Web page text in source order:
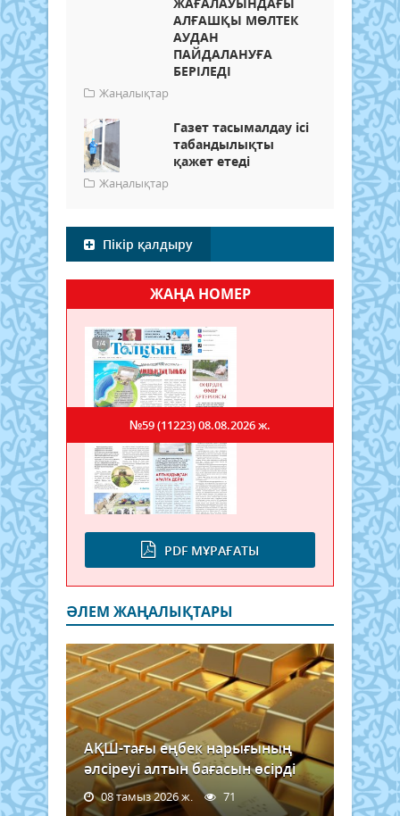
АЛҒАШҚЫ МӨЛТЕК
АУДАН
ПАЙДАЛАНУҒА
БЕРІЛЕДІ
Жаңалықтар
Газет тасымалдау ісі
табандылықты
қажет етеді
Жаңалықтар
Пікір қалдыру
ЖАҢА НОМЕР
PDF МҰРАҒАТЫ
№59 (11223)08.08.2026 ж.
ӘЛЕМ ЖАҢАЛЫҚТАРЫ
АҚШ-тағы еңбек нарығының
әлсіреуі алтын бағасын өсірді
08 тамыз 2026 ж. 71